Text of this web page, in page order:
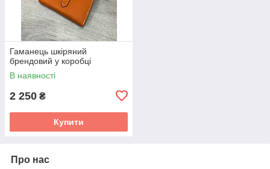
Гаманець шкіряний
брендовий у коробці
В наявності
2 250 ₴
Купити
Про нас